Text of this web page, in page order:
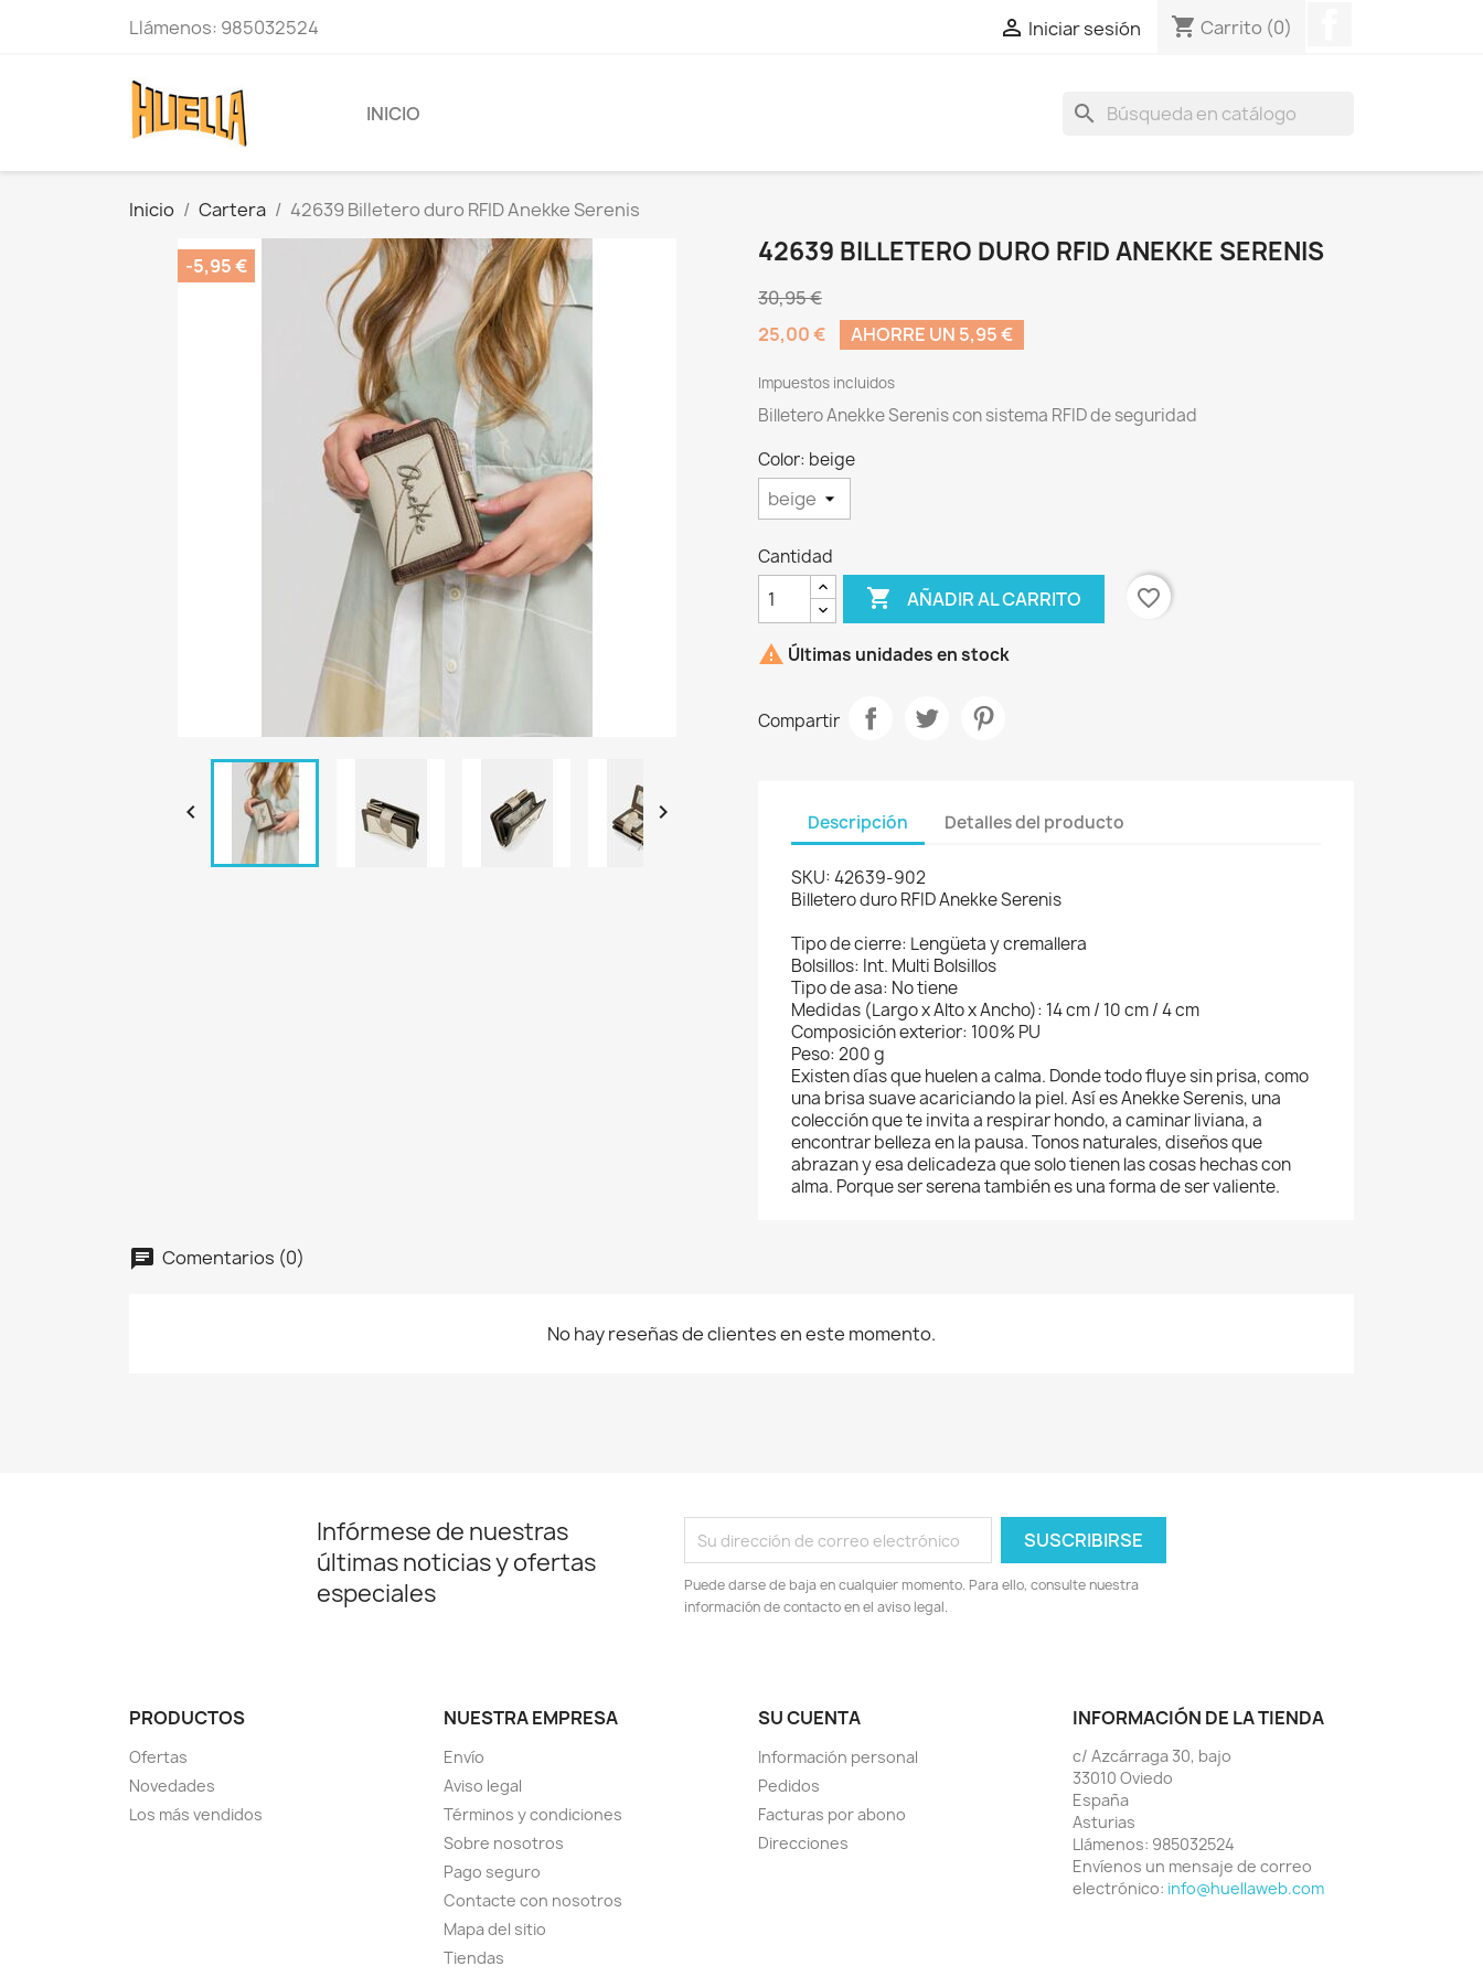
Llámenos: 985032524  Iniciar sesión shopping_cart Carrito (0)
INICIO search
Inicio Cartera 42639 Billetero duro RFID Anekke Serenis
-5,95 €
 
42639 BILLETERO DURO RFID ANEKKE SERENIS
30,95 €
25,00 €
AHORRE UN 5,95 €
Impuestos incluidos
Billetero Anekke Serenis con sistema RFID de seguridad
Color: beige
Cantidad
 AÑADIR AL CARRITO favorite_border
 Últimas unidades en stock
Compartir
Descripción Detalles del producto
SKU: 42639-902
Billetero duro RFID Anekke Serenis
Tipo de cierre: Lengüeta y cremallera
Bolsillos: Int. Multi Bolsillos
Tipo de asa: No tiene
Medidas (Largo x Alto x Ancho): 14 cm / 10 cm / 4 cm
Composición exterior: 100% PU
Peso: 200 g
Existen días que huelen a calma. Donde todo fluye sin prisa, como
una brisa suave acariciando la piel. Así es Anekke Serenis, una
colección que te invita a respirar hondo, a caminar liviana, a
encontrar belleza en la pausa. Tonos naturales, diseños que
abrazan y esa delicadeza que solo tienen las cosas hechas con
alma. Porque ser serena también es una forma de ser valiente.
Comentarios (0)
No hay reseñas de clientes en este momento.
Infórmese de nuestras
últimas noticias y ofertas
especiales
Puede darse de baja en cualquier momento. Para ello, consulte nuestra
información de contacto en el aviso legal.
PRODUCTOS
Ofertas
Novedades
Los más vendidos
NUESTRA EMPRESA
Envío
Aviso legal
Términos y condiciones
Sobre nosotros
Pago seguro
Contacte con nosotros
Mapa del sitio
Tiendas
SU CUENTA
Información personal
Pedidos
Facturas por abono
Direcciones
INFORMACIÓN DE LA TIENDA
c/ Azcárraga 30, bajo
33010 Oviedo
España
Asturias
Llámenos: 985032524
Envíenos un mensaje de correo
electrónico: info@huellaweb.com
×
Crear lista de deseos